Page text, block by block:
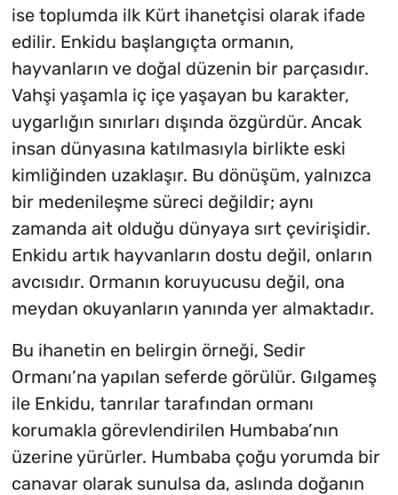
ise toplumda ilk Kürt ihanetçisi olarak ifade
edilir. Enkidu başlangıçta ormanın,
hayvanların ve doğal düzenin bir parçasıdır.
Vahşi yaşamla iç içe yaşayan bu karakter,
uygarlığın sınırları dışında özgürdür. Ancak
insan dünyasına katılmasıyla birlikte eski
kimliğinden uzaklaşır. Bu dönüşüm, yalnızca
bir medenileşme süreci değildir; aynı
zamanda ait olduğu dünyaya sırt çevirişidir.
Enkidu artık hayvanların dostu değil, onların
avcısıdır. Ormanın koruyucusu değil, ona
meydan okuyanların yanında yer almaktadır.
Bu ihanetin en belirgin örneği, Sedir
Ormanı’na yapılan seferde görülür. Gılgameş
ile Enkidu, tanrılar tarafından ormanı
korumakla görevlendirilen Humbaba’nın
üzerine yürürler. Humbaba çoğu yorumda bir
canavar olarak sunulsa da, aslında doğanın